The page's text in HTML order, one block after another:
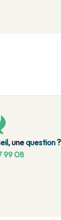
, unequestion?
99 08